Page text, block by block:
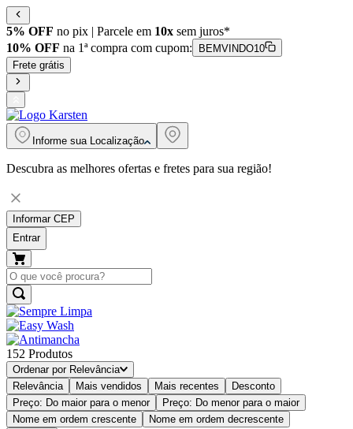
5% OFF no pix | Parcele em 10x sem juros*
10% OFF na 1ª compra com cupom:
BEMVINDO10
Frete grátis
Informe sua Localização
Descubra as melhores ofertas e fretes para sua região!
Informar CEP
Entrar
152 Produtos
Ordenar por Relevância
Relevância
Mais vendidos Mais recentes
Desconto
Preço: Do maior para o menor
Preço: Do menor para o maior
Nome em ordem crescente
Nome em ordem decrescente